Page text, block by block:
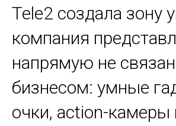
Tele2 создала зону
компания
напрямую не
бизнесом: умные
очки, action-